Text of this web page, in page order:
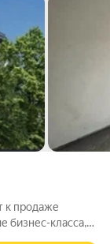
к продаже
бизнес-класса,